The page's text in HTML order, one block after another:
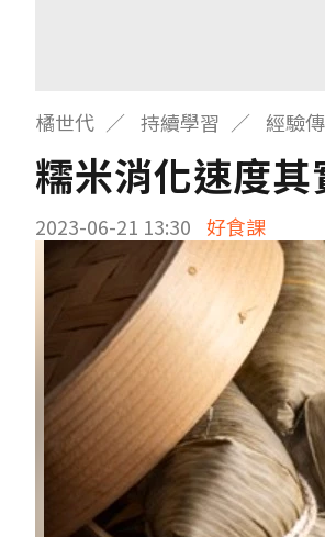
橘世代 持續學習 經驗
糯米消化速度
2023-06-21 13:30 好食課